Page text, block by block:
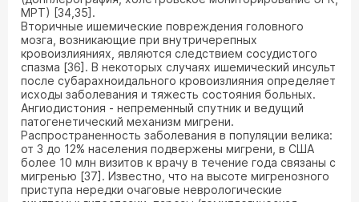
МРТ) [34,35].
Вторичные ишемические повреждения головного
мозга, возникающие при внутричерепных
кровоизлияниях, являются следствием сосудистого
спазма [36]. В некоторых случаях ишемический инсульт
после субарахноидального кровоизлияния определяет
исходы заболевания и тяжесть состояния больных.
Ангиодистония - непременный спутник и ведущий
патогенетический механизм мигрени.
Распространенность заболевания в популяции велика:
от 3 до 12% населения подвержены мигрени, в США
более 10 млн визитов к врачу в течение года связаны с
мигренью [37]. Известно, что на высоте мигренозного
приступа нередки очаговые неврологические